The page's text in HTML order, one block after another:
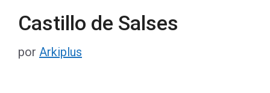
Castillo de Salses
por Arkiplus